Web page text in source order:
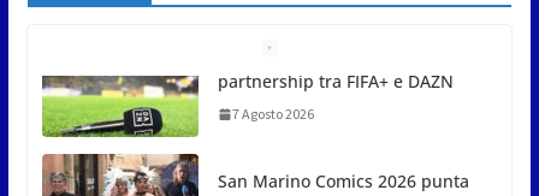
San Marino Comics 2026 punta
sul territorio: sponsor e realtà
7 Agosto 2026